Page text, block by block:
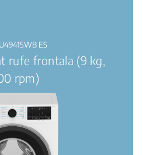
ES
rufe frontala (9 kg,
rpm)